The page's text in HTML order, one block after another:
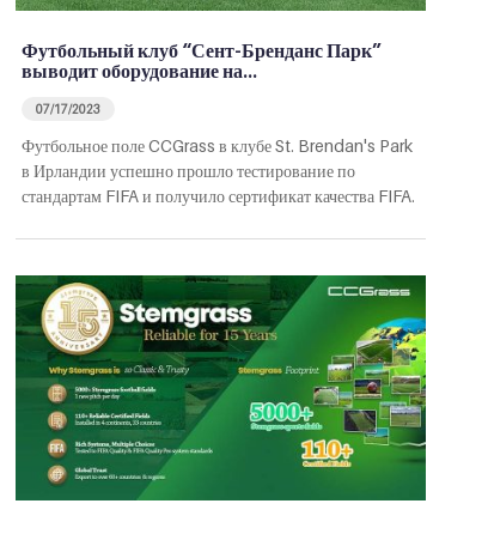
Футбольный клуб “Сент-Бренданс Парк”
выводит оборудование на…
07/17/2023
Футбольное поле CCGrass в клубе St. Brendan's Park
в Ирландии успешно прошло тестирование по
стандартам FIFA и получило сертификат качества FIFA.